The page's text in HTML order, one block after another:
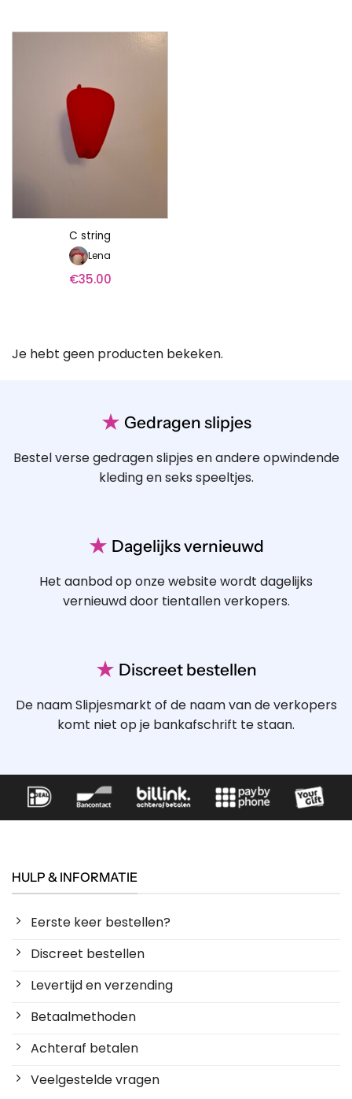
C string
Lena
€35.00
Je hebt geen producten bekeken.
★ Gedragen slipjes
Bestel verse gedragen slipjes en andere opwindende
kleding en seks speeltjes.
★ Dagelijks vernieuwd
Het aanbod op onze website wordt dagelijks
vernieuwd door tientallen verkopers.
★ Discreet bestellen
De naam Slipjesmarkt of de naam van de verkopers
komt niet op je bankafschrift te staan.
HULP & INFORMATIE
Eerste keer bestellen?
Discreet bestellen
Levertijd en verzending
Betaalmethoden
Achteraf betalen
Veelgestelde vragen